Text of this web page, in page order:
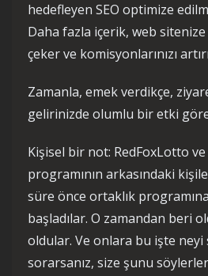
hedefleyen SEO optimize
Daha fazla içerik, web
çeker ve komisyonlarınızı
Zamanla, emek verdikçe,
gelirinizde olumlu bir etki
Kişisel bir not: RedFoxLotto
programının arkasındaki
süre önce ortaklık
başladılar. O zamandan beri
oldular. Ve onlara bu işte neyi
sorarsanız, size şunu